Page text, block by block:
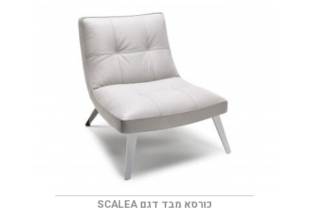
כורסא מבד דגם SCALEA